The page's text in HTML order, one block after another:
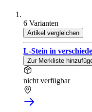
6 Varianten
Artikel vergleichen
L-Stein in
Zur Merkliste
nicht verfügbar